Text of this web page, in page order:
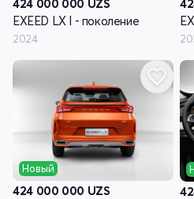
424 000 000 UZS
EXEED LX I - поколение
2024
Новый
424 000 000 UZS